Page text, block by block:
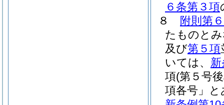
６条第３項
８
附則第
たものと
及び第５項
いては、
項(第５号
項各号」